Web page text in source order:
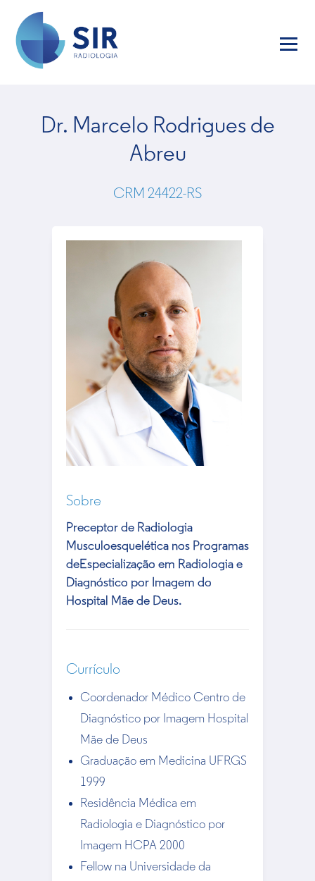
Dr. Marcelo Rodrigues de
Abreu
CRM 24422-RS
Sobre
Preceptor de Radiologia
Musculoesquelética nos Programas
deEspecialização em Radiologia e
Diagnóstico por Imagem do
Hospital Mãe de Deus.
Currículo
Coordenador Médico Centro de
Diagnóstico por Imagem Hospital
Mãe de Deus
Graduação em Medicina UFRGS
1999
Residência Médica em
Radiologia e Diagnóstico por
Imagem HCPA 2000
Fellow na Universidade da